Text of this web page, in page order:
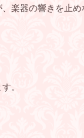
楽器の響きを止め
。